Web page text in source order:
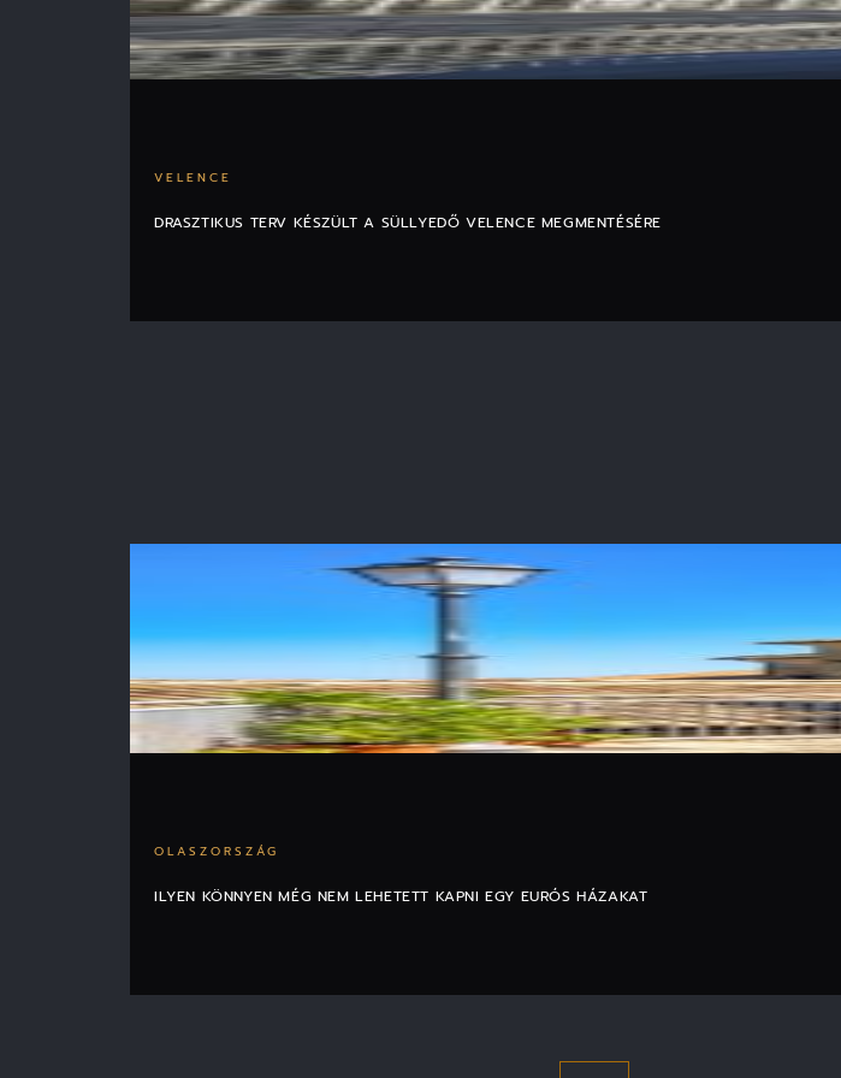
VELENCE
DRASZTIKUS TERV KÉSZÜLT A SÜLLYEDŐ VELENCE MEGMENTÉSÉRE
OLASZORSZÁG
ILYEN KÖNNYEN MÉG NEM LEHETETT KAPNI EGY EURÓS HÁZAKAT